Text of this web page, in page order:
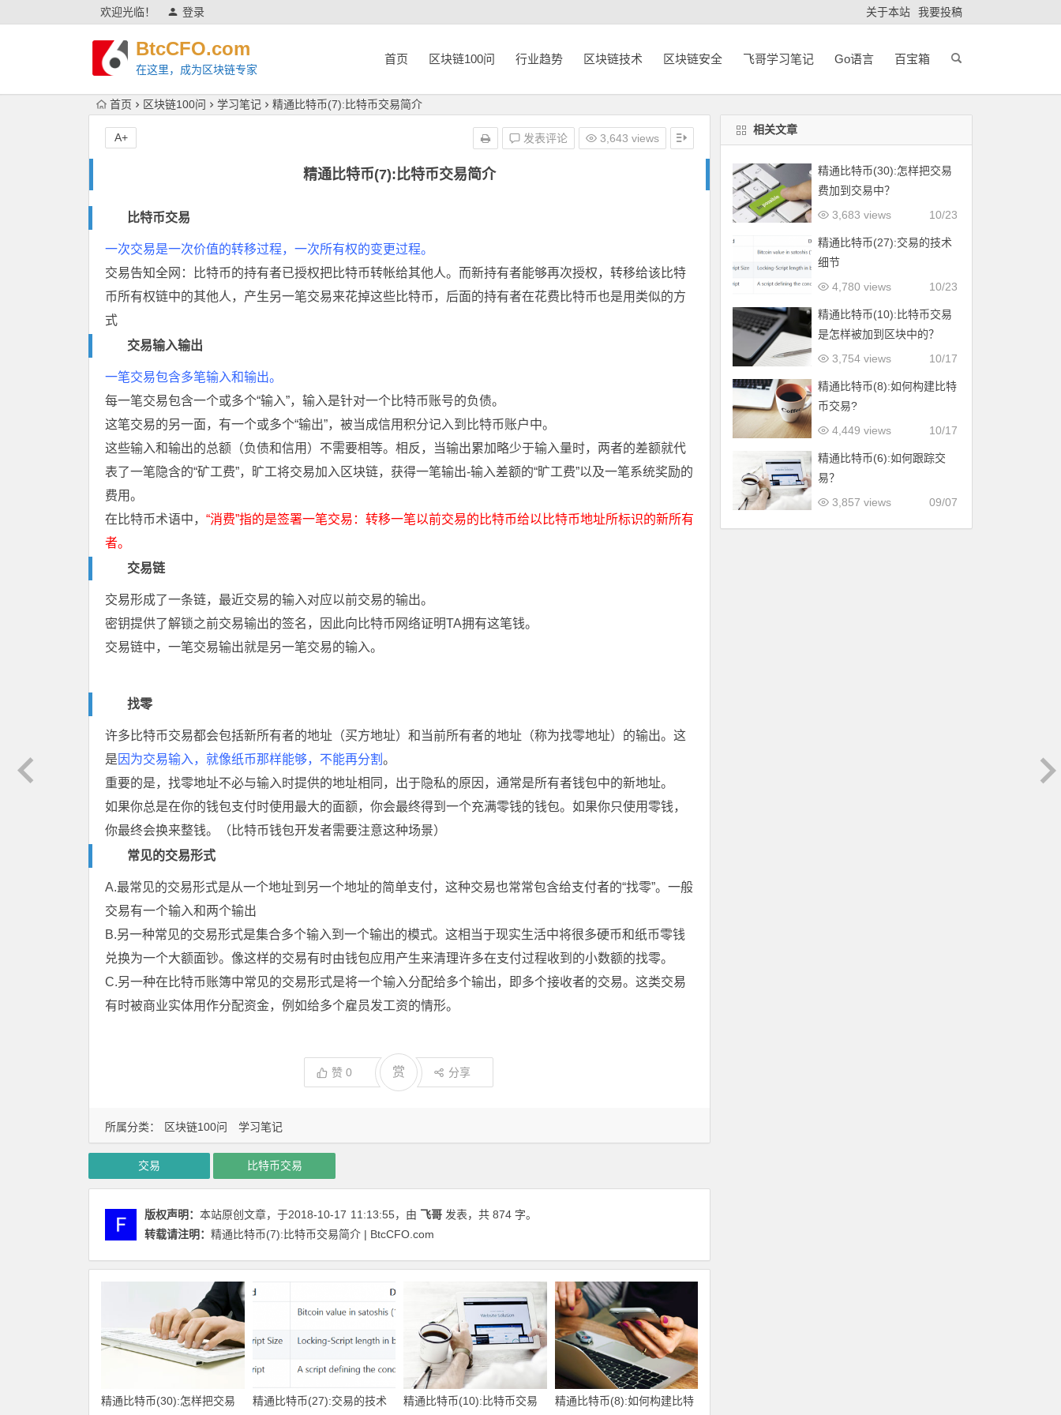
欢迎光临！ 登录 关于本站 我要投稿
BtcCFO.com
在这里，成为区块链专家
首页 区块链100问 行业趋势 区块链技术 区块链安全 飞哥学习笔记 Go语言 百宝箱
首页 区块链100问 学习笔记 精通比特币(7):比特币交易简介
精通比特币(7):比特币交易简介
发表评论 3,643 views
A+
所属分类： 区块链100问 学习笔记
比特币交易
一次交易是一次价值的转移过程，一次所有权的变更过程。
交易告知全网：比特币的持有者已授权把比特币转帐给其他人。而新持有者能够再次授权，转移给该比特
币所有权链中的其他人，产生另一笔交易来花掉这些比特币，后面的持有者在花费比特币也是用类似的方
式
交易输入输出
一笔交易包含多笔输入和输出。
每一笔交易包含一个或多个“输入”，输入是针对一个比特币账号的负债。
这笔交易的另一面，有一个或多个“输出”，被当成信用积分记入到比特币账户中。
这些输入和输出的总额（负债和信用）不需要相等。相反，当输出累加略少于输入量时，两者的差额就代
表了一笔隐含的“矿工费”，旷工将交易加入区块链，获得一笔输出-输入差额的“旷工费”以及一笔系统奖励的
费用。
在比特币术语中， “消费”指的是签署一笔交易：转移一笔以前交易的比特币给以比特币地址所标识的新所有
者。
交易链
交易形成了一条链，最近交易的输入对应以前交易的输出。
密钥提供了解锁之前交易输出的签名，因此向比特币网络证明TA拥有这笔钱。
交易链中，一笔交易输出就是另一笔交易的输入。
找零
许多比特币交易都会包括新所有者的地址（买方地址）和当前所有者的地址（称为找零地址）的输出。这
是 因为交易输入，就像纸币那样能够，不能再分割 。
重要的是，找零地址不必与输入时提供的地址相同，出于隐私的原因，通常是所有者钱包中的新地址。
如果你总是在你的钱包支付时使用最大的面额，你会最终得到一个充满零钱的钱包。如果你只使用零钱，
你最终会换来整钱。（比特币钱包开发者需要注意这种场景）
常见的交易形式
A.最常见的交易形式是从一个地址到另一个地址的简单支付，这种交易也常常包含给支付者的“找零”。一般
交易有一个输入和两个输出
B.另一种常见的交易形式是集合多个输入到一个输出的模式。这相当于现实生活中将很多硬币和纸币零钱
兑换为一个大额面钞。像这样的交易有时由钱包应用产生来清理许多在支付过程收到的小数额的找零。
C.另一种在比特币账簿中常见的交易形式是将一个输入分配给多个输出，即多个接收者的交易。这类交易
有时被商业实体用作分配资金，例如给多个雇员发工资的情形。
赞 0 赏 分享
交易 比特币交易
版权声明： 本站原创文章，于2018-10-17 11:13:55，由 飞哥 发表，共 874 字。
转载请注明： 精通比特币(7):比特币交易简介 | BtcCFO.com
精通比特币(30):怎样把交易
精通比特币(27):交易的技术
精通比特币(10):比特币交易
精通比特币(8):如何构建比特
相关文章
精通比特币(30):怎样把交易
费加到交易中？
10/23
3,683 views
精通比特币(27):交易的技术
细节
10/23
4,780 views
精通比特币(10):比特币交易
是怎样被加到区块中的？
10/17
3,754 views
精通比特币(8):如何构建比特
币交易?
10/17
4,449 views
精通比特币(6):如何跟踪交
易？
09/07
3,857 views